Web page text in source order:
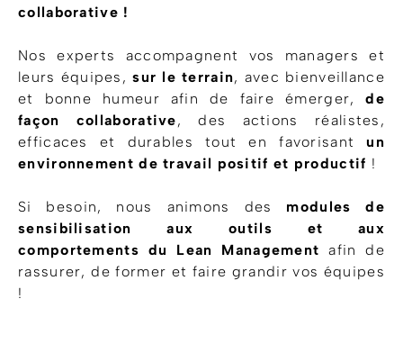
collaborative !
Nos experts accompagnent vos managers et
leurs équipes,sur le terrain, avec bienveillance
et bonne humeur afin de faire émerger,de
façon collaborative, des actions réalistes,
efficaces et durables tout en favorisantun
environnement de travail positif et productif !
Si besoin, nous animons des modules de
sensibilisation aux outils et aux
comportements du Lean Management afin de
rassurer, de former et faire grandir vos équipes
!